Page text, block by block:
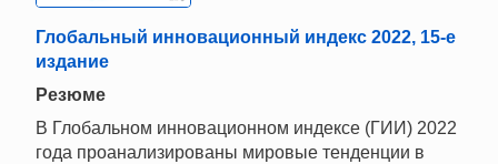
Глобальный инновационный индекс 2022, 15-е
издание
Резюме
В Глобальном инновационном индексе (ГИИ) 2022
года проанализированы мировые тенденции в